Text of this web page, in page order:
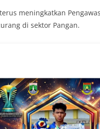
meningkatkan
di sektor Pangan.